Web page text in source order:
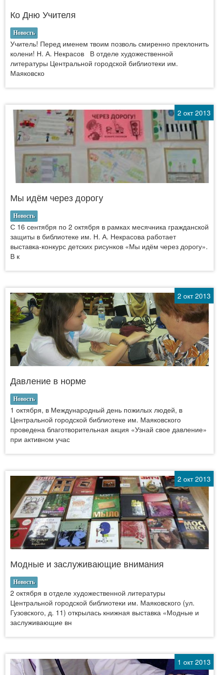
Ко Дню Учителя
Новость
Учитель! Перед именем твоим позволь смиренно преклонить
колени! Н. А. Некрасов В отделе художественной
литературы Центральной городской библиотеки им.
Маяковско
2 окт 2013
Мы идём через дорогу
Новость
С 16 сентября по 2 октября в рамках месячника гражданской
защиты в библиотеке им. Н. А. Некрасова работает
выставка-конкурс детских рисунков «Мы идём через дорогу».
В к
2 окт 2013
Давление в норме
Новость
1 октября, в Международный день пожилых людей, в
Центральной городской библиотеке им. Маяковского
проведена благотворительная акция «Узнай свое давление»
при активном учас
2 окт 2013
Модные и заслуживающие внимания
Новость
2 октября в отделе художественной литературы
Центральной городской библиотеки им. Маяковского (ул.
Гузовского, д. 11) открылась книжная выставка «Модные и
заслуживающие вн
1 окт 2013